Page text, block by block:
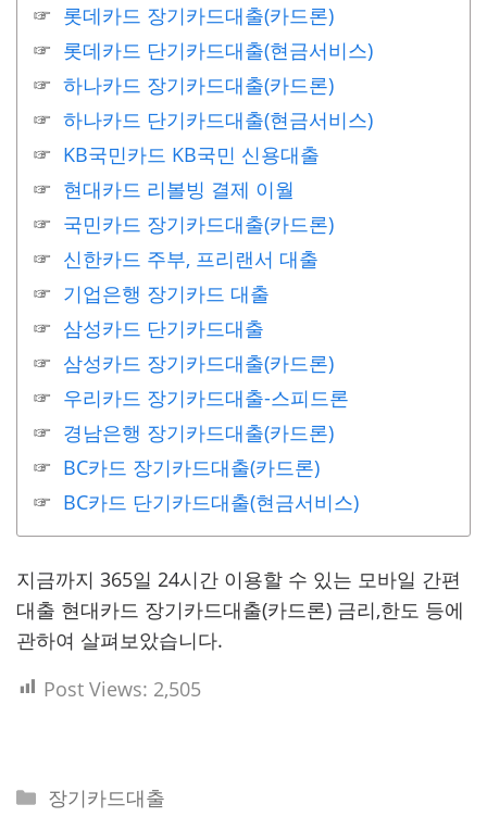
롯데카드 장기카드대출(카드론)
롯데카드 단기카드대출(현금서비스)
하나카드 장기카드대출(카드론)
하나카드 단기카드대출(현금서비스)
KB국민카드 KB국민 신용대출
현대카드 리볼빙 결제 이월
국민카드 장기카드대출(카드론)
신한카드 주부, 프리랜서 대출
기업은행 장기카드 대출
삼성카드 단기카드대출
삼성카드 장기카드대출(카드론)
우리카드 장기카드대출-스피드론
경남은행 장기카드대출(카드론)
BC카드 장기카드대출(카드론)
BC카드 단기카드대출(현금서비스)
지금까지 365일 24시간 이용할 수 있는 모바일 간편
대출 현대카드 장기카드대출(카드론) 금리,한도 등에
관하여 살펴보았습니다.
Post Views: 2,505
Categories
장기카드대출